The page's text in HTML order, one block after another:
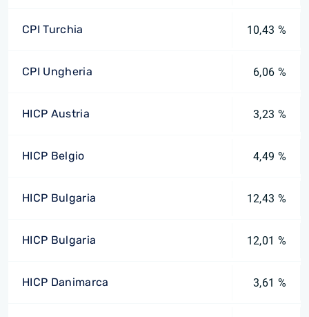
CPI Turchia 10,43 %
CPI Ungheria 6,06 %
HICP Austria 3,23 %
HICP Belgio 4,49 %
HICP Bulgaria 12,43 %
HICP Bulgaria 12,01 %
HICP Danimarca 3,61 %